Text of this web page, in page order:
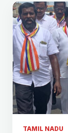
TAMIL NADU